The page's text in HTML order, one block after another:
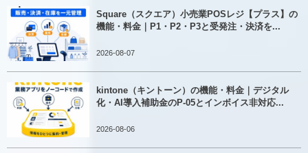
Square（スクエア）小売業POSレジ【プラス】の
機能・料金｜P1・P2・P3と受発注・決済を...
2026-08-07
kintone（キントーン）の機能・料金｜デジタル
化・AI導入補助金のP-05とインボイス非対応...
2026-08-06